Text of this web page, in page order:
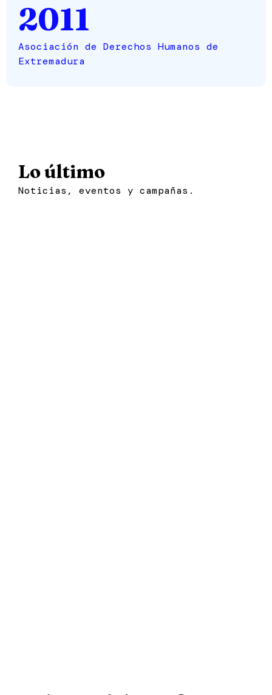
2011
Asociación de Derechos Humanos de
Extremadura
Lo último
Noticias, eventos y campañas.